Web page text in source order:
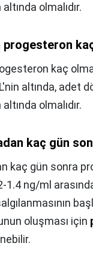
olmalıdır.
progesteron
kaç
altında, adet
olmalıdır.
kaç gün
kaç gün sonra
1.4 ng/ml
oluşması için